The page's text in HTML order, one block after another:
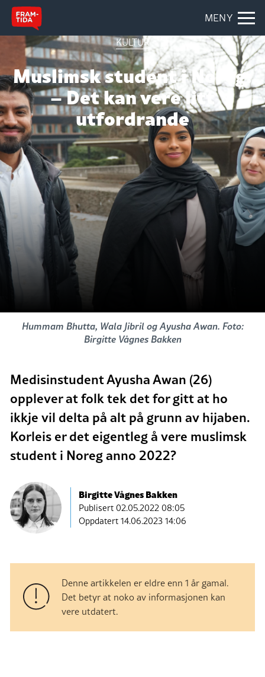
MENY
KULTUR
Muslimsk student i Noreg:
– Det kan vere litt
utfordrande
Hummam Bhutta, Wala Jibril og Ayusha Awan. Foto:
Birgitte Vågnes Bakken
Medisinstudent Ayusha Awan (26)
opplever at folk tek det for gitt at ho
ikkje vil delta på alt på grunn av hijaben.
Korleis er det eigentleg å vere muslimsk
student i Noreg anno 2022?
Birgitte Vågnes Bakken
Publisert02.05.2022 08:05
Oppdatert 14.06.2023 14:06
Denne artikkelen er eldre enn 1 år gamal.
Det betyr at noko av informasjonen kan
vere utdatert.